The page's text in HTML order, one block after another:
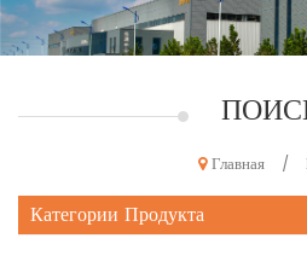
Главная /
Категории Продукта